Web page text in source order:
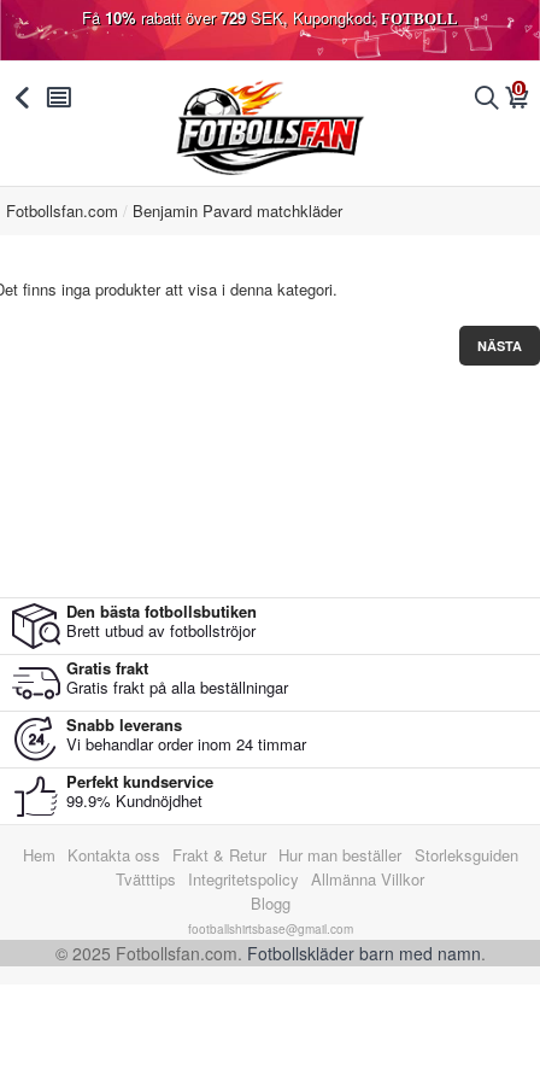
Få10%rabatt över729SEK, Kupongkod: FOTBOLL
󰅯 󰂩 󰂨 0
󰃦
Fotbollsfan.com Benjamin Pavard matchkläder
finns inga produkter att visa i denna kategori.
NÄSTA
Den bästa fotbollsbutiken
Brett utbud av fotbollströjor
Gratis frakt
Gratis frakt på alla beställningar
Snabb leverans
Vi behandlar order inom 24 timmar
Perfekt kundservice
99.9% Kundnöjdhet
Hem Kontakta oss Frakt & Retur Hur man beställer
Storleksguiden
Tvätttips
Integritetspolicy Allmänna Villkor
Blogg
footballshirtsbase@gmail.com
© 2025 Fotbollsfan.com. Fotbollskläder barn med namn.